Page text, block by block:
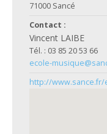
71000 Sancé
Contact :
Vincent LAIBE
Tél. : 03 85 20 53 66
ecole-
http://